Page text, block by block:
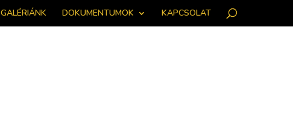
GALÉRIÁNK DOKUMENTUMOK KAPCSOLAT